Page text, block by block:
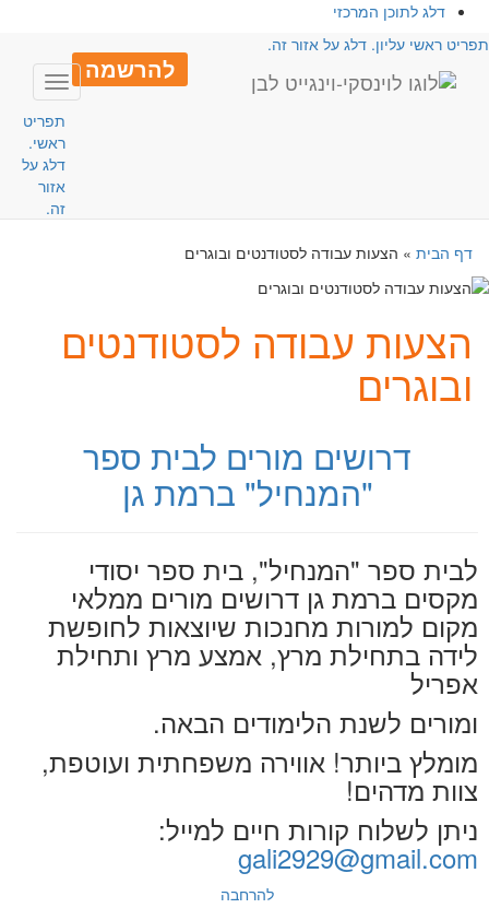
דלג לתוכן המרכזי
ראשי עליון. דלג על אזור זה.
להרשמה
Toggle
תפריט
ראשי.
דלג על
אזור
זה.
דף הבית» הצעות עבודה לסטודנטים ובוגרים
הצעות עבודה לסטודנטים
ובוגרים
דרושים מורים לבית ספר
"המנחיל" ברמת גן
לבית ספר "המנחיל", בית ספר יסודי
מקסים ברמת גן דרושים מורים ממלאי
מקום למורות מחנכות שיוצאות לחופשת
לידה בתחילת מרץ, אמצע מרץ ותחילת
אפריל
ומורים לשנת הלימודים הבאה.
מומלץ ביותר! אווירה משפחתית ועוטפת,
צוות מדהים!
ניתן לשלוח קורות חיים למייל:
gali2929@gmail.com
להרחבה